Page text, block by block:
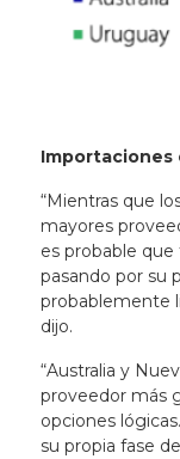
Importaciones
“Mientras que
mayores
es probable
pasando por su
probablemente
dijo.
“Australia y
proveedor más
opciones
su propia fase